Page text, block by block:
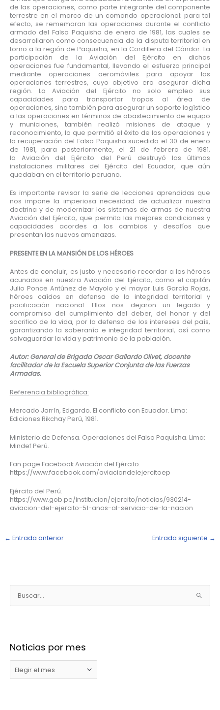
de las operaciones, como parte integrante del componente
terrestre en el marco de un comando operacional; para tal
efecto, se rememoran las operaciones durante el conflicto
armado del Falso Paquisha de enero de 1981, las cuales se
desarrollaron como consecuencia de la disputa territorial en
torno a la región de Paquisha, en la Cordillera del Cóndor. La
participación de la Aviación del Ejército en dichas
operaciones fue fundamental, llevando el esfuerzo principal
mediante operaciones aeromóviles para apoyar las
operaciones terrestres, cuyo objetivo era asegurar dicha
región. La Aviación del Ejército no solo empleo sus
capacidades para transportar tropas al área de
operaciones, sino también para asegurar un soporte logístico
a las operaciones en términos de abastecimiento de equipo
y municiones, también realizó misiones de ataque y
reconocimiento, lo que permitió el éxito de las operaciones y
la recuperación del Falso Paquisha sucedido el 30 de enero
de 1981, para posteriormente, el 21 de febrero de 1981,
la Aviación del Ejército del Perú destruyó las últimas
instalaciones militares del Ejército del Ecuador, que aún
quedaban en el territorio peruano.
Es importante revisar la serie de lecciones aprendidas que
nos impone la imperiosa necesidad de actualizar nuestra
doctrina y de modernizar los sistemas de armas de nuestra
Aviación del Ejército, que permita las mejores condiciones y
capacidades acordes a los cambios y desafíos que
presentan las nuevas amenazas.
PRESENTE EN LA MANSIÓN DE LOS HÉROES
Antes de concluir, es justo y necesario recordar a los héroes
acunados en nuestra Aviación del Ejército, como el capitán
Julio Ponce Antúnez de Mayolo y el mayor Luis García Rojas,
héroes caídos en defensa de la integridad territorial y
pacificación nacional. Ellos nos dejaron un legado y
compromiso del cumplimiento del deber, del honor y del
sacrifico de la vida, por la defensa de los intereses del país,
garantizando la soberanía e integridad territorial, así como
salvaguardar la vida y patrimonio de la población.
Autor: General de Brigada Oscar Gallardo Olivet, docente
facilitador de la Escuela Superior Conjunta de las Fuerzas
Armadas.
Referencia bibliográfica:
Mercado Jarrín, Edgardo. El conflicto con Ecuador. Lima:
Ediciones Rikchay Perú, 1981.
Ministerio de Defensa. Operaciones del Falso Paquisha. Lima:
Mindef Perú.
Fan page Facebook Aviación del Ejército.
https://www.facebook.com/aviaciondelejercitoep
Ejército del Perú.
https://www.gob.pe/institucion/ejercito/noticias/930214-
aviacion-del-ejercito-51-anos-al-servicio-de-la-nacion
← Entrada anterior Entrada siguiente →
a
r
Noticias por mes
a
p